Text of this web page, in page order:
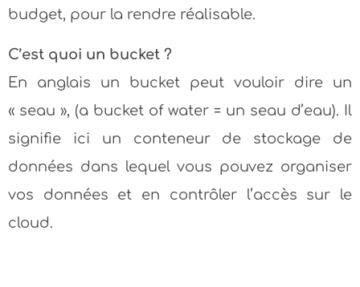
budget, pour la rendre réalisable.
C’est quoi un bucket ?
En anglais un bucket peut vouloir dire un
« seau », (a bucket of water = un seau d’eau). Il
signifie ici un conteneur de stockage de
données dans lequel vous pouvez organiser
vos données et en contrôler l’accès sur le
cloud.